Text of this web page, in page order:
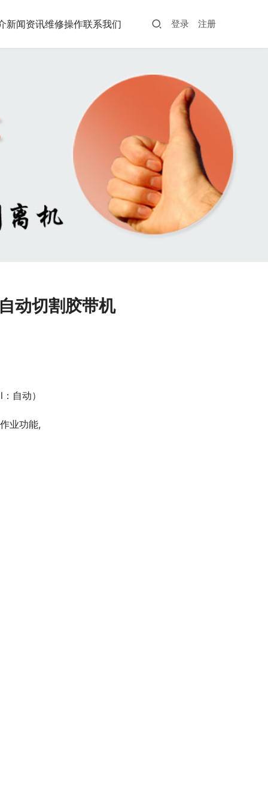
新闻资讯维修操作联系我们 登录 注册
动切割胶带机
自动）
业功能,